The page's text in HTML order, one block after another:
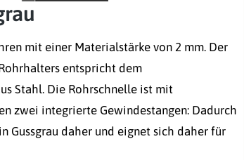
mit einer Materialstärke von 2 mm. Der
entspricht dem
Stahl. Die Rohrschnelle ist mit
zwei integrierte Gewindestangen: Dadurch
Gussgrau daher und eignet sich daher für